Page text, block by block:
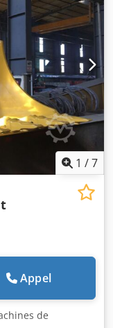
1 /7
Appel
de